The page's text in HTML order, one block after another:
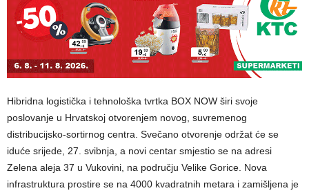
Hibridna logistička i tehnološka tvrtka BOX NOW širi svoje
poslovanje u Hrvatskoj otvorenjem novog, suvremenog
distribucijsko-sortirnog centra. Svečano otvorenje održat će se
iduće srijede, 27. svibnja, a novi centar smjestio se na adresi
Zelena aleja 37 u Vukovini, na području Velike Gorice. Nova
infrastruktura prostire se na 4000 kvadratnih metara i zamišljena je